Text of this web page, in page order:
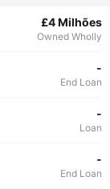
£4 Milhões
Owned Wholly
-
End Loan
-
Loan
-
End Loan